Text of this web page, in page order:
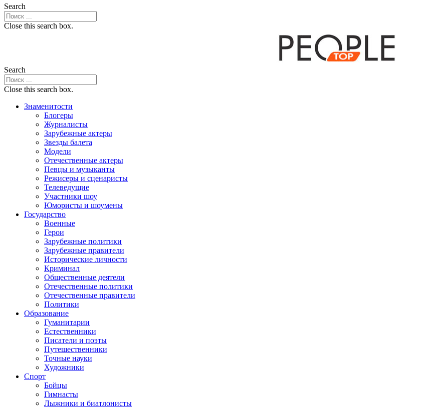
Search
Close this search box.
Search
Close this search box.
Знаменитости
Блогеры
Журналисты
Зарубежные актеры
Звезды балета
Модели
Отечественные актеры
Певцы и музыканты
Режисеры и сценаристы
Телеведущие
Участники шоу
Юмористы и шоумены
Государство
Военные
Герои
Зарубежные политики
Зарубежные правители
Исторические личности
Криминал
Общественные деятели
Отечественные политики
Отечественные правители
Политики
Образование
Гуманитарии
Естественники
Писатели и поэты
Путешественники
Точные науки
Художники
Спорт
Бойцы
Гимнасты
Лыжники и биатлонисты